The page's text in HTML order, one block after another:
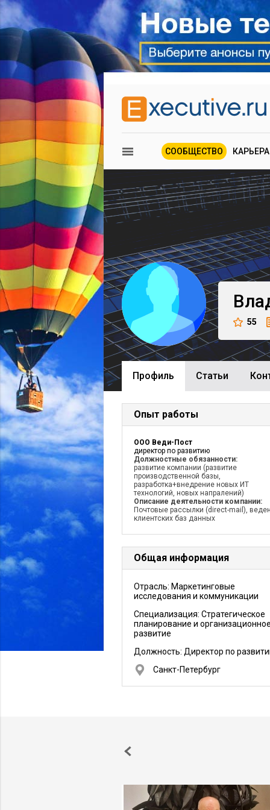
СООБЩЕСТВО КАРЬЕРА
55
Профиль Cтатьи
Опыт работы
ООО Веди-Пост
директор по развитию
Должностные обязанности:
развитие компании (развитие
производственной базы,
разработка+внедрение новых ИТ
технологий, новых напралений)
Описание деятельности компании:
Почтовые рассылки (direct-mail),
клиентских баз данных
Общая информация
Отрасль: Маркетинговые
исследования и коммуникации
Специализация: Стратегическое
планирование и организационное
развитие
Должность: Директор по
Санкт-Петербург